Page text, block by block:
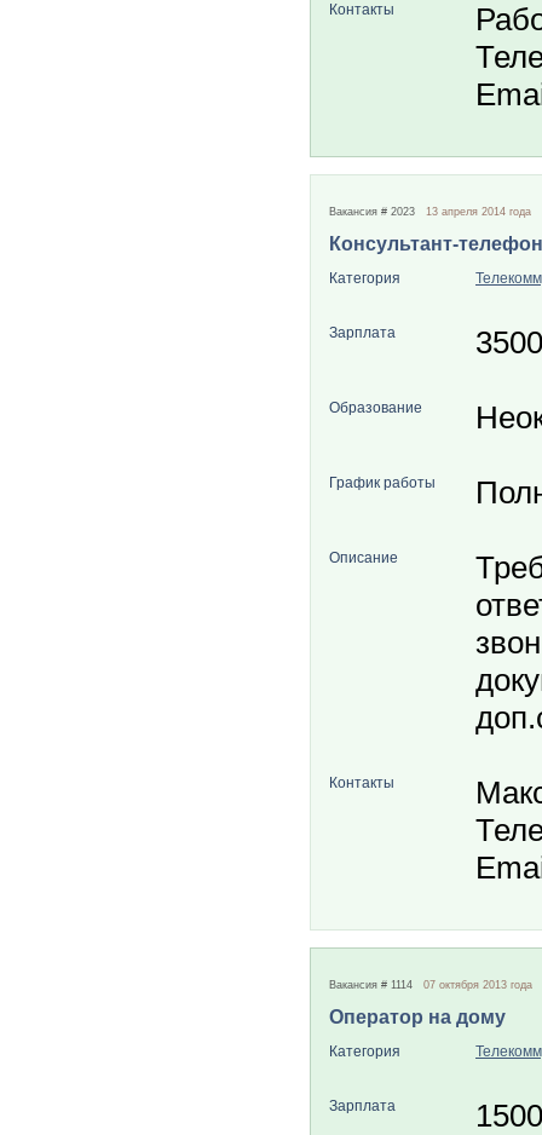
Контакты
Вакансия # 2023 13 апреля 2014 года
Консультант-
Категория
Зарплата
Образование
График работы
Описание
Контакты
Вакансия # 1114 07 октября 2013 года
Оператор на дому
Категория
Зарплата